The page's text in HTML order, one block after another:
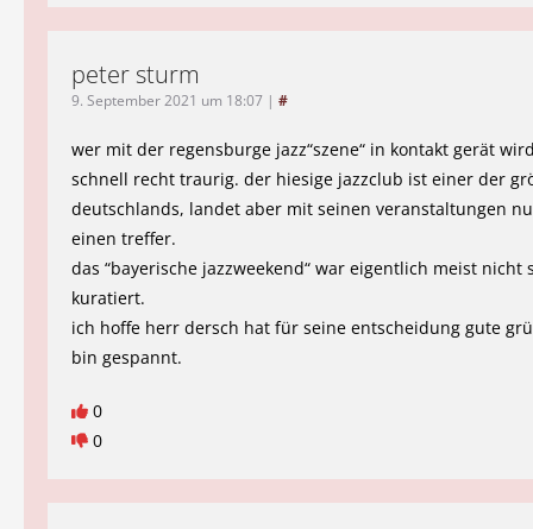
peter sturm
9. September 2021 um 18:07 | #
wer mit der regensburge jazz“szene“ in kontakt gerät
schnell recht traurig. der hiesige jazzclub ist einer der
deutschlands, landet aber mit seinen veranstaltungen
einen treffer.
das “bayerische jazzweekend“ war eigentlich meist nicht
kuratiert.
ich hoffe herr dersch hat für seine entscheidung gute
bin gespannt.
0
0